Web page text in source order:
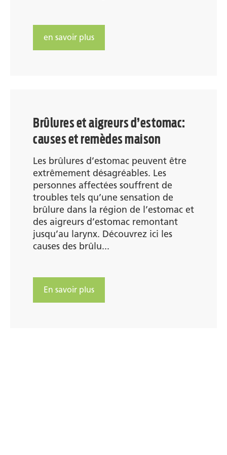
en savoir plus
Brûlures et aigreurs d’estomac:
causes et remèdes maison
Les brûlures d’estomac peuvent être
extrêmement désagréables. Les
personnes affectées souffrent de
troubles tels qu’une sensation de
brûlure dans la région de l’estomac et
des aigreurs d’estomac remontant
jusqu’au larynx. Découvrez ici les
causes des brûlu...
En savoir plus